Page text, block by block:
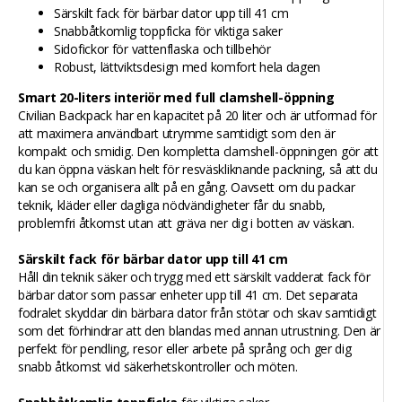
Särskilt fack för bärbar dator upp till 41 cm
Snabbåtkomlig toppficka för viktiga saker
Sidofickor för vattenflaska och tillbehör
Robust, lättviktsdesign med komfort hela dagen
Smart 20-liters interiör med full clamshell-öppning
Civilian Backpack har en kapacitet på 20 liter och är utformad för
att maximera användbart utrymme samtidigt som den är
kompakt och smidig. Den kompletta clamshell-öppningen gör att
du kan öppna väskan helt för resväskliknande packning, så att du
kan se och organisera allt på en gång. Oavsett om du packar
teknik, kläder eller dagliga nödvändigheter får du snabb,
problemfri åtkomst utan att gräva ner dig i botten av väskan.
Särskilt fack för bärbar dator upp till 41 cm
Håll din teknik säker och trygg med ett särskilt vadderat fack för
bärbar dator som passar enheter upp till 41 cm. Det separata
fodralet skyddar din bärbara dator från stötar och skav samtidigt
som det förhindrar att den blandas med annan utrustning. Den är
perfekt för pendling, resor eller arbete på språng och ger dig
snabb åtkomst vid säkerhetskontroller och möten.